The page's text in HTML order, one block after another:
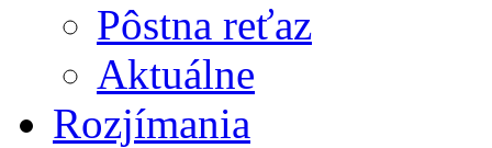
Pôstna reťaz
Aktuálne
Rozjímania